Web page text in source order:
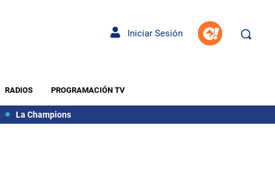
Iniciar Sesión
RADIOS PROGRAMACIÓN TV
La Champions